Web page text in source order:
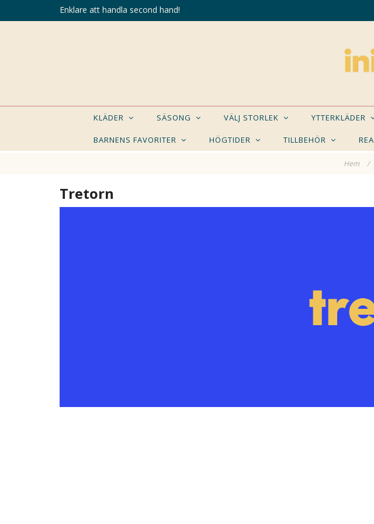
Enklare att handla second hand!
KLÄDER SÄSONG VÄLJ STORLEK YTTERKLÄDER
BARNENS FAVORITER HÖGTIDER TILLBEHÖR REA
Hem /
Tretorn